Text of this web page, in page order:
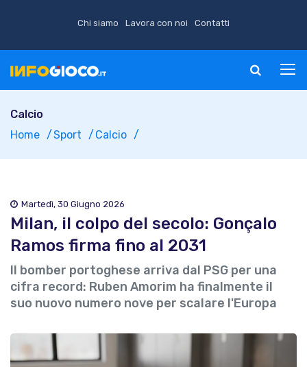
Chi siamo Lavora con noi Contatti
Calcio
Home
Sport Calcio
Martedì, 30 Giugno 2026
Milan, il colpo del secolo: Gonçalo
Ramos firma fino al 2031
Il bomber portoghese arriva dal PSG per una
cifra record: Ruben Amorim ha finalmente il
suo nuovo numero nove per scalare l'Europa